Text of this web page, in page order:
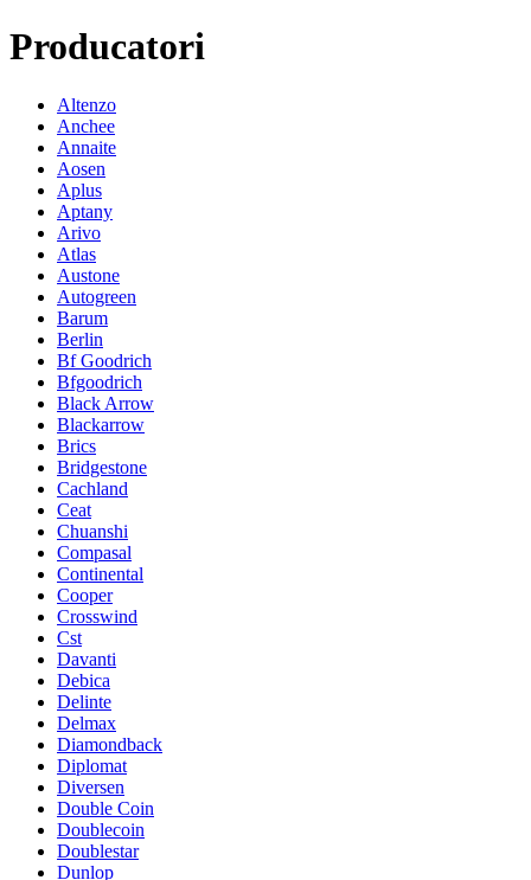
Producatori
Altenzo
Anchee
Annaite
Aosen
Aplus
Aptany
Arivo
Atlas
Austone
Autogreen
Barum
Berlin
Bf Goodrich
Bfgoodrich
Black Arrow
Blackarrow
Brics
Bridgestone
Cachland
Ceat
Chuanshi
Compasal
Continental
Cooper
Crosswind
Cst
Davanti
Debica
Delinte
Delmax
Diamondback
Diplomat
Diversen
Double Coin
Doublecoin
Doublestar
Dunlop